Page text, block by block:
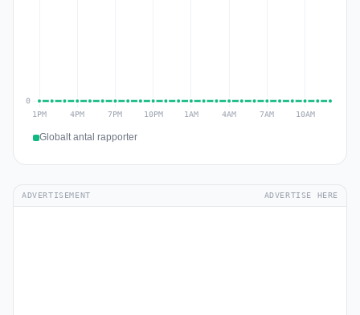
Globalt antal rapporter
ADVERTISEMENT ADVERTISE HERE